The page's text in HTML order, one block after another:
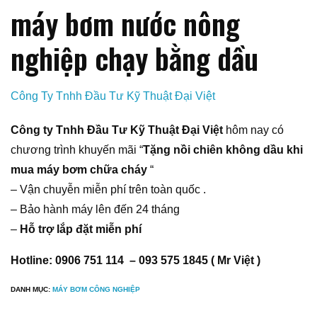
máy bơm nước nông
nghiệp chạy bằng dầu
Công Ty Tnhh Đầu Tư Kỹ Thuật Đại Việt
Công ty Tnhh Đầu Tư Kỹ Thuật Đại Việt hôm nay có
chương trình khuyến mãi “Tặng nồi chiên không dầu khi
mua máy bơm chữa cháy “
– Vận chuyễn miễn phí trên toàn quốc .
– Bảo hành máy lên đến 24 tháng
– Hỗ trợ lắp đặt miễn phí
Hotline: 0906 751 114 – 093 575 1845 ( Mr Việt )
DANH MỤC: MÁY BƠM CÔNG NGHIỆP